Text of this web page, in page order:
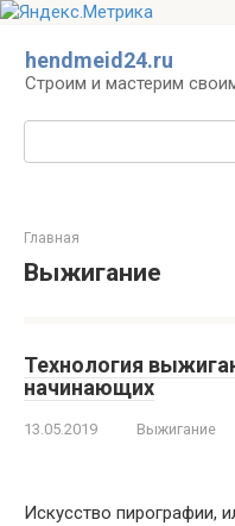
контенту
hendmeid24.ru
Строим и мастерим
Поиск:
Главная
Выжигание
Технология
начинающих
13.05.2019 Выжигание
Искусство пирографии,